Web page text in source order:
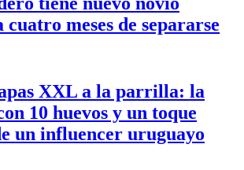
meses de separarse
XXL a la parrilla: la
10 huevos y un toque
un influencer uruguayo